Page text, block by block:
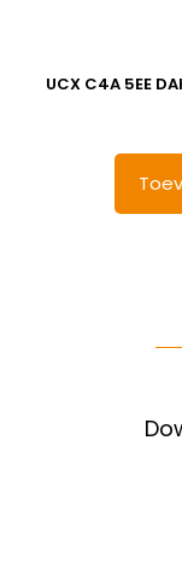
UCX C4A 5EE